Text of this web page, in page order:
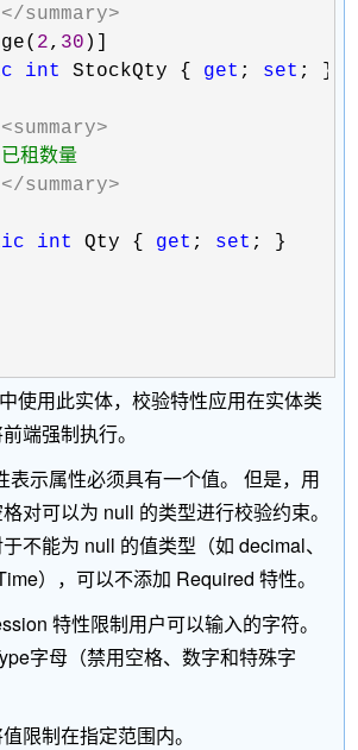
</summary>
2, 30 )]
int StockQty { get ; set ; }
<summary>
已租数量
</summary>
int Qty { get ; set ; }
用此实体，校验特性应用在实体类
端强制执行。
示属性必须具有一个值。 但是，用
对可以为 null 的类型进行校验约束。
不能为 null 的值类型（如 decimal、
），可以不添加 Required 特性。
特性限制用户可以输入的字符。
字母（禁用空格、数字和特殊字
制在指定范围内。